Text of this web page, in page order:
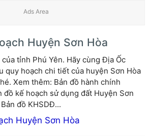
Huyện Sơn Hòa
tỉnh Phú Yên. Hãy cùng Địa Ốc
quy hoạch chi tiết của huyện Sơn Hòa
Xem thêm: Bản đồ hành chính
đồ kế hoạch sử dụng đất Huyện Sơn
đồ KHSDĐ...